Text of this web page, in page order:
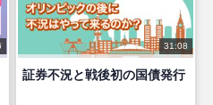
31:08
証券不況と戦後初の国債発行